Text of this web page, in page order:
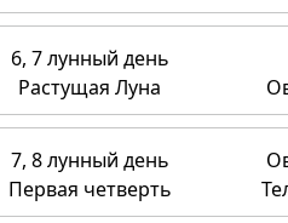
6, 7 лунный день
Растущая Луна
7, 8 лунный день
Первая четверть